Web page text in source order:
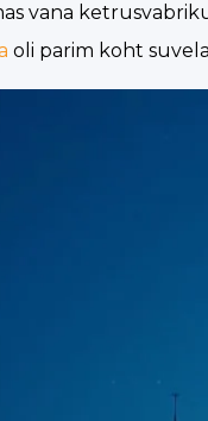
vana
oli parim koht